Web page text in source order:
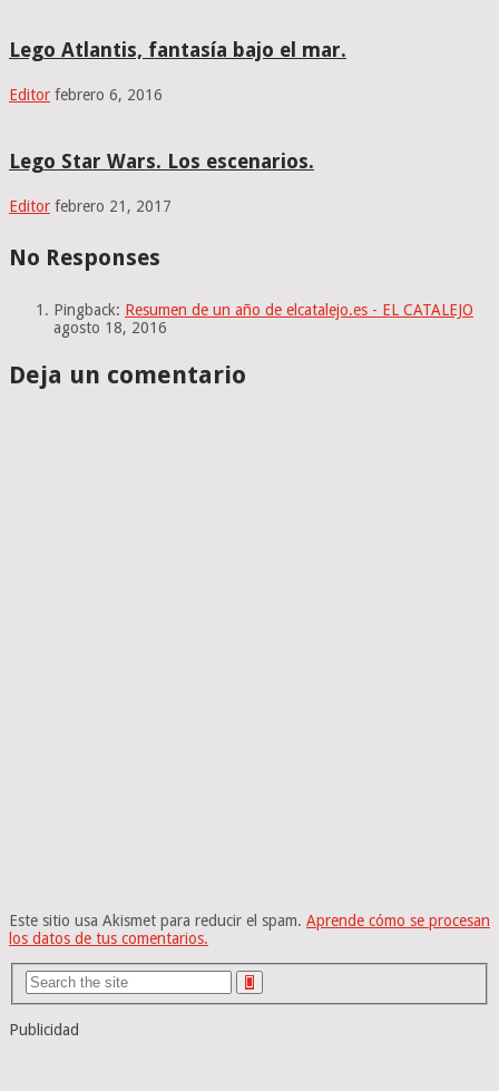
Lego Atlantis, fantasía bajo el mar.
Editor febrero 6, 2016
Lego Star Wars. Los escenarios.
Editor febrero 21, 2017
No Responses
Pingback: Resumen de un año de elcatalejo.es - EL CATALEJO
agosto 18, 2016
Deja un comentario
Este sitio usa Akismet para reducir el spam. Aprende cómo se procesan
los datos de tus comentarios.
Publicidad